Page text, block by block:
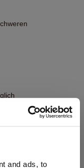
and ads, to